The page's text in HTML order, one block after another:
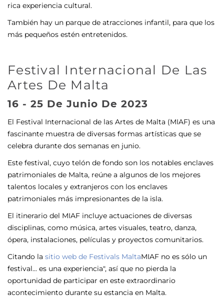
rica experiencia cultural.
También hay un parque de atracciones infantil, para que los
más pequeños estén entretenidos.
Festival Internacional De Las
Artes De Malta
16 - 25 De Junio De 2023
El Festival Internacional de las Artes de Malta (MIAF) es una
fascinante muestra de diversas formas artísticas que se
celebra durante dos semanas en junio.
Este festival, cuyo telón de fondo son los notables enclaves
patrimoniales de Malta, reúne a algunos de los mejores
talentos locales y extranjeros con los enclaves
patrimoniales más impresionantes de la isla.
El itinerario del MIAF incluye actuaciones de diversas
disciplinas, como música, artes visuales, teatro, danza,
ópera, instalaciones, películas y proyectos comunitarios.
Citando la sitio web de Festivals MaltaMIAF no es sólo un
festival... es una experiencia", así que no pierda la
oportunidad de participar en este extraordinario
acontecimiento durante su estancia en Malta.